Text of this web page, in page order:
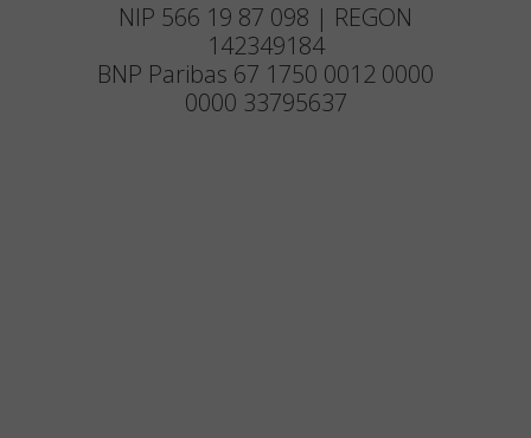
NIP 566 19 87 098 | REGON
142349184
BNP Paribas 67 1750 0012 0000
0000 33795637